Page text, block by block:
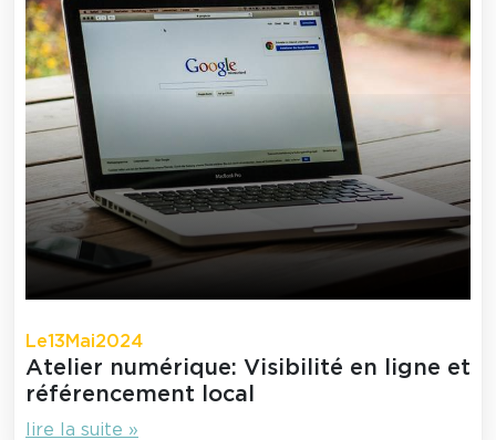
Le13 Mai2024
Atelier numérique: Visibilité en ligne et
référencement local
lire la suite »